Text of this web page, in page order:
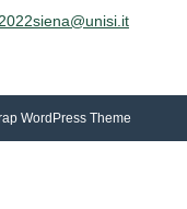
WordPress Theme